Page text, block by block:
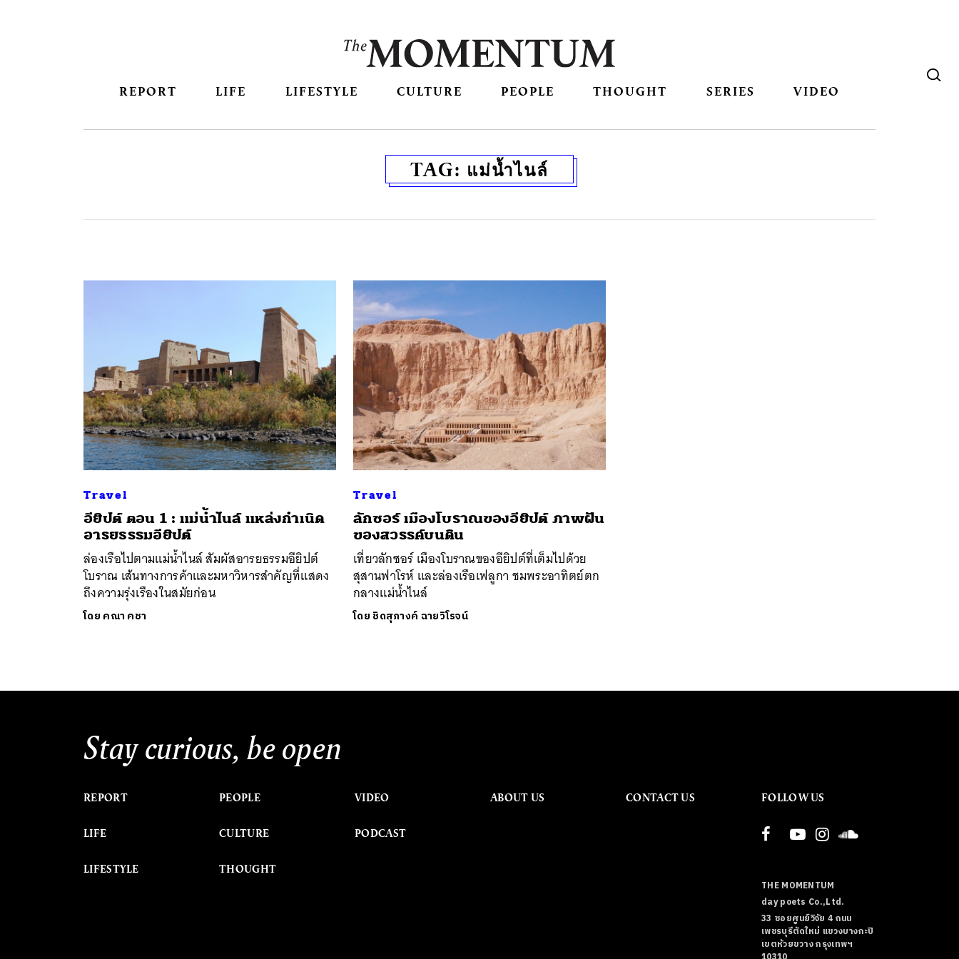
REPORT LIFE LIFESTYLE CULTURE PEOPLE THOUGHT SERIES VIDEO
TAG: แม่น้ำไนล์
Travel
อียิปต์ ตอน 1 : แม่น้ำไนล์ แหล่งกำเนิด
อารยธรรมอียิปต์
ล่องเรือไปตามแม่น้ำไนล์ สัมผัสอารยธรรมอียิปต์
โบราณ เส้นทางการค้าและมหาวิหารสำคัญที่แสดง
ถึงความรุ่งเรืองในสมัยก่อน
โดย คณา คชา
Travel
ลักซอร์ เมืองโบราณของอียิปต์ ภาพฝัน
ของสวรรค์บนดิน
เที่ยวลักซอร์ เมืองโบราณของอียิปต์ที่เต็มไปด้วย
สุสานฟาโรห์ และล่องเรือเฟลูกา ชมพระอาทิตย์ตก
กลางแม่น้ำไนล์
โดย ชิดสุภางค์ ฉายวิโรจน์
Stay curious, be open
REPORT
LIFE
LIFESTYLE
PEOPLE
CULTURE
THOUGHT
VIDEO
PODCAST
ABOUT US CONTACT US FOLLOW US
THE MOMENTUM
day poets Co.,Ltd.
33 ซอยศูนย์วิจัย 4 ถนน
เพชรบุรีตัดใหม่ แขวงบางกะปิ
เขตห้วยขวาง กรุงเทพฯ
ค้นหา
SHARE TWEET